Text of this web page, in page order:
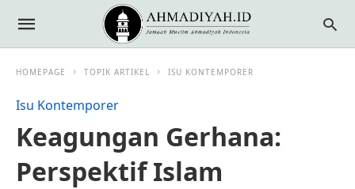
HOMEPAGE TOPIK ARTIKEL ISU KONTEMPORER
Isu Kontemporer
Keagungan Gerhana:
Perspektif Islam